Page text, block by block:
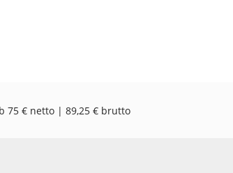
75 € netto | 89,25 € brutto